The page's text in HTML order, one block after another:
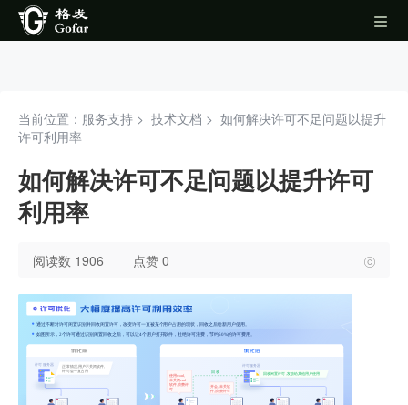
当前位置：服务支持 > 技术文档 > 如何解决许可不足问题以提升
许可利用率
如何解决许可不足问题以提升许可
利用率
阅读数 1906 点赞 0